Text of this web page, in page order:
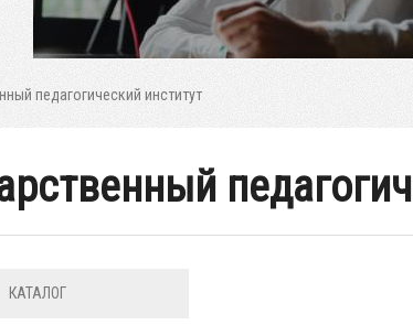
педагогический институт
КАТАЛОГ